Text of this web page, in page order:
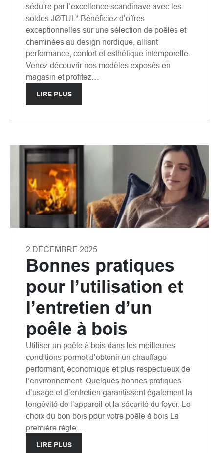
séduire par l’excellence scandinave avec les
soldes JØTUL*.Bénéficiez d’offres
exceptionnelles sur une sélection de poêles et
cheminées au design nordique, alliant
performance, confort et esthétique intemporelle.
Venez découvrir nos modèles exposés en
magasin et profitez…
LIRE PLUS
2 DÉCEMBRE 2025
Bonnes pratiques
pour l’utilisation et
l’entretien d’un
poêle à bois
Utiliser un poêle à bois dans les meilleures
conditions permet d’obtenir un chauffage
performant, économique et plus respectueux de
l’environnement. Quelques bonnes pratiques
d’usage et d’entretien garantissent également la
longévité de l’appareil et la sécurité du foyer. Le
choix du bon bois pour votre poêle à bois La
première règle…
LIRE PLUS